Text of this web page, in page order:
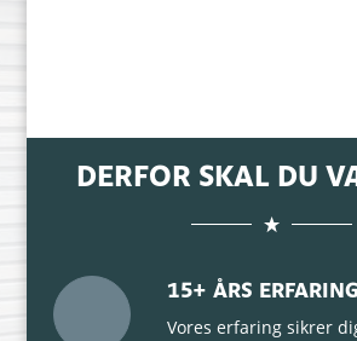
DERFOR SKAL DU
15+ ÅRS ERFARING
Vores erfaring sikrer